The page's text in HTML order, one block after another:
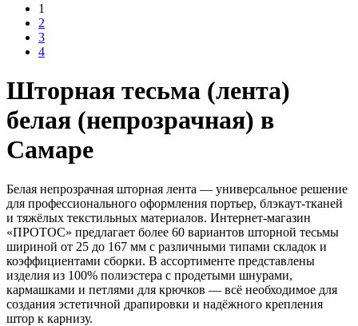
1
2
3
4
Шторная тесьма (лента)
белая (непрозрачная) в
Самаре
Белая непрозрачная шторная лента — универсальное решение
для профессионального оформления портьер, блэкаут-тканей
и тяжёлых текстильных материалов. Интернет-магазин
«ПРОТОС» предлагает более 60 вариантов шторной тесьмы
шириной от 25 до 167 мм с различными типами складок и
коэффициентами сборки. В ассортименте представлены
изделия из 100% полиэстера с продетыми шнурами,
кармашками и петлями для крючков — всё необходимое для
создания эстетичной драпировки и надёжного крепления
штор к карнизу.